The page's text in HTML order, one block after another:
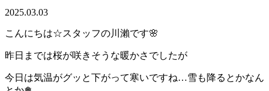
2025.03.03
こんにちは☆スタッフの川瀨です🌸
昨日までは桜が咲きそうな暖かさでしたが
今日は気温がグッと下がって寒いですね…雪も降るとかなん